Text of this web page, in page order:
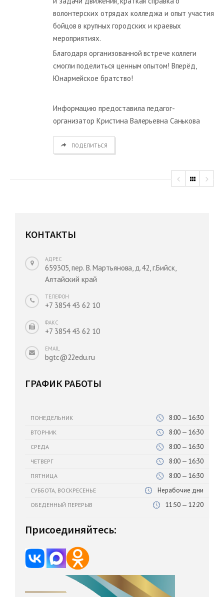
волонтерских отрядах колледжа и опыт участия
бойцов в крупных городских и краевых
мероприятиях.
Благодаря организованной встрече коллеги
смогли поделиться ценным опытом! Вперёд,
Юнармейское братство!
Информацию предоставила педагог-
организатор Кристина Валерьевна Санькова
ПОДЕЛИТЬСЯ
КОНТАКТЫ
АДРЕС
659305, пер. В. Мартьянова, д.42, г.Бийск,
Алтайский край
ТЕЛЕФОН
+7 3854 43 62 10
ФАКС
+7 3854 43 62 10
EMAIL
bgtc@22edu.ru
ГРАФИК РАБОТЫ
ПОНЕДЕЛЬНИК 8:00 — 16:30
ВТОРНИК 8:00 — 16:30
СРЕДА 8:00 — 16:30
ЧЕТВЕРГ 8:00 — 16:30
ПЯТНИЦА 8:00 — 16:30
СУББОТА, ВОСКРЕСЕНЬЕ Нерабочие дни
ОБЕДЕННЫЙ ПЕРЕРЫВ 11:50 — 12:20
Присоединяйтесь: